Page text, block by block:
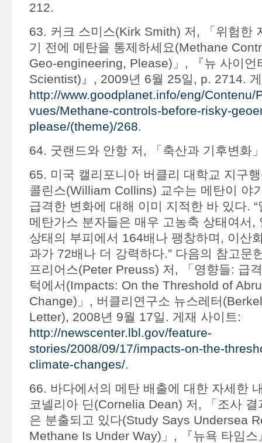
212.
63. 커크 스미스(Kirk Smith) 저, 「위험한
기 전에 메탄을 통제하세요(Methane
Geo-engineering, Please)」, 『뉴 사이언
Scientist)』, 2009년 6월 25일, p. 2714.
http://www.goodplanet.info/eng/Contenu/
vues/Methane-controls-before-risky-
please/(theme)/268.
64. 굿랜드와 안항 저, 「축산과 기후변화
65. 미국 캘리포니아 버클리 대학교 지구
콜린스(William Collins) 교수는 메탄이 야
급격한 변화에 대해 이미 지적한 바 있다.
메탄가스 분자들은 매우 고농축 상태여서,
상태의 부피에서 164배나 팽창하며, 이산
과가 72배나 더 강력하다.” 다음의 참고문
프리어스(Peter Preuss) 저, 「영향들: 급
턱에서(Impacts: On the Threshold of
Change)」, 버클리연구소 뉴스레터
Letter), 2008년 9월 17일. 게재 사이트:
http://newscenter.lbl.gov/feature-
stories/2008/09/17/impacts-on-the-
climate-changes/.
66. 바다에서의 메탄 배출에 대한 자세한
코넬리아 딘(Cornelia Dean) 저, 「조사
은 분출되고 있다(Study Says Undersea
Methane Is Under Way)」, 『뉴욕 타임